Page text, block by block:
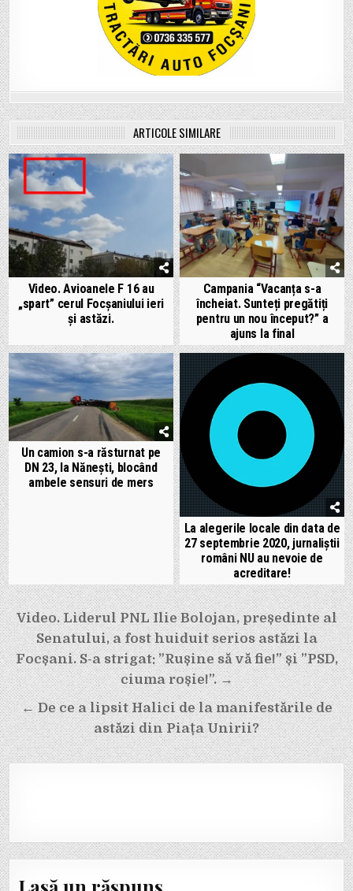
ARTICOLE SIMILARE
Video. Avioanele F 16 au
„spart” cerul Focșaniului ieri
și astăzi.
Campania “Vacanța s-a
încheiat. Sunteți pregătiți
pentru un nou început?” a
ajuns la final
Un camion s-a răsturnat pe
DN 23, la Nănești, blocând
ambele sensuri de mers
La alegerile locale din data de
27 septembrie 2020, jurnaliștii
români NU au nevoie de
acreditare!
Navigare
în
articole
Video. Liderul PNL Ilie Bolojan, președinte al
Senatului, a fost huiduit serios astăzi la
Focșani. S-a strigat: ”Rușine să vă fie!” și ”PSD,
ciuma roșie!”. →
← De ce a lipsit Halici de la manifestările de
astăzi din Piața Unirii?